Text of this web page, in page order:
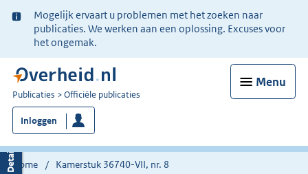
Ter
informatie:
Mogelijk ervaart u problemen met het zoeken naar
publicaties. We werken aan een oplossing. Excuses voor
het ongemak.
Menu
U
bent
nu
hier:
Publicaties Officiële publicaties
Inloggen
Home Kamerstuk 36740-VII, nr. 8